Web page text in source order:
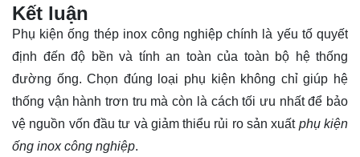
Kết luận
Phụ kiện ống thép inox công nghiệp chính là yếu tố quyết
định đến độ bền và tính an toàn của toàn bộ hệ thống
đường ống. Chọn đúng loại phụ kiện không chỉ giúp hệ
thống vận hành trơn tru mà còn là cách tối ưu nhất để bảo
vệ nguồn vốn đầu tư và giảm thiểu rủi ro sản xuất phụ kiện
ống inox công nghiệp.